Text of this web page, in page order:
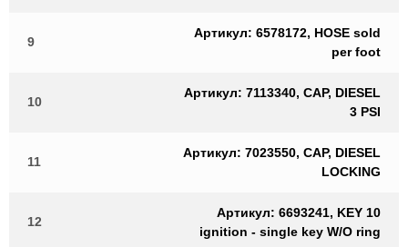
9
Артикул: 6578172, HOSE sold
per foot
10
Артикул: 7113340, CAP, DIESEL
3 PSI
11
Артикул: 7023550, CAP, DIESEL
LOCKING
12
Артикул: 6693241, KEY 10
ignition - single key W/O ring